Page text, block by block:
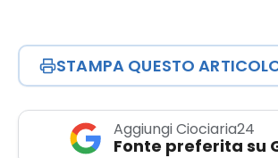
STAMPA QUESTO
Aggiungi Ciociaria24
Fonte preferita su